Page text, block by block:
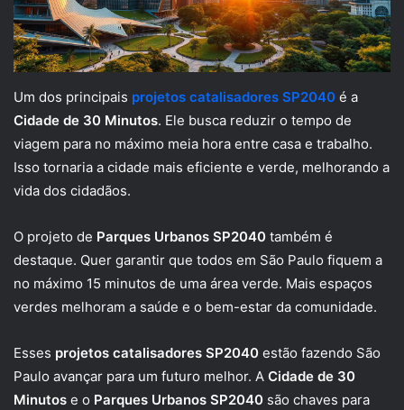
Um dos principais projetos catalisadores SP2040 é a
Cidade de 30 Minutos. Ele busca reduzir o tempo de
viagem para no máximo meia hora entre casa e trabalho.
Isso tornaria a cidade mais eficiente e verde, melhorando a
vida dos cidadãos.
O projeto de Parques Urbanos SP2040 também é
destaque. Quer garantir que todos em São Paulo fiquem a
no máximo 15 minutos de uma área verde. Mais espaços
verdes melhoram a saúde e o bem-estar da comunidade.
Esses projetos catalisadores SP2040 estão fazendo São
Paulo avançar para um futuro melhor. A Cidade de 30
Minutos e o Parques Urbanos SP2040 são chaves para